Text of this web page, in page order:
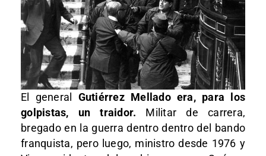
El general Gutiérrez Mellado era, para los
golpistas, un traidor. Militar de carrera,
bregado en la guerra dentro dentro del bando
franquista, pero luego, ministro desde 1976 y